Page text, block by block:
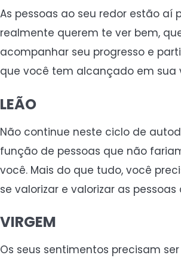
As pessoas ao seu redor estão aí
realmente querem te ver bem,
acompanhar seu progresso e
que você tem alcançado em sua
LEÃO
Não continue neste ciclo de
função de pessoas que não
você. Mais do que tudo, você
se valorizar e valorizar as pessoas
VIRGEM
Os seus sentimentos precisam